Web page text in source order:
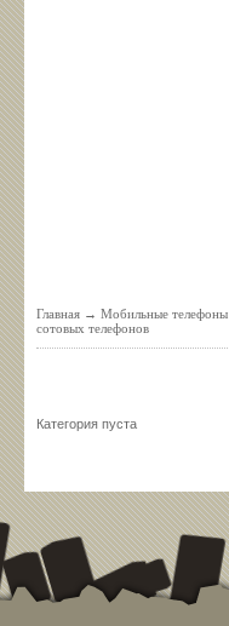
Главная → Мобильные телефоны
сотовых телефонов
Категория пуста